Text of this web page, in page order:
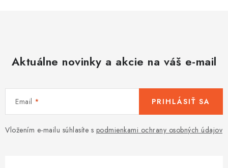
Aktuálne novinky a akcie na váš e-mail
Email
Vložením e-mailu súhlasíte s podmienkami ochrany osobných údajov
PRIHLÁSIŤ SA